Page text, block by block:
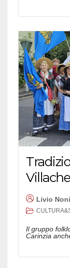
Livio
Il gruppo
Carinzia